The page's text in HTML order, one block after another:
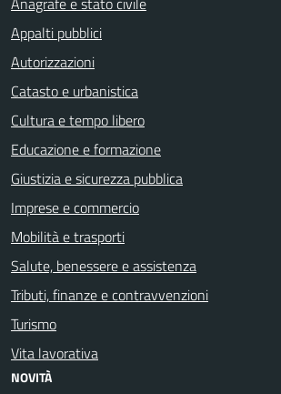
Appalti pubblici
Autorizzazioni
Catasto e urbanistica
Cultura e tempo libero
Educazione e formazione
Giustizia e sicurezza pubblica
Imprese e commercio
Mobilità e trasporti
Salute, benessere e assistenza
Tributi, finanze e contravvenzioni
Turismo
Vita lavorativa
NOVITÀ